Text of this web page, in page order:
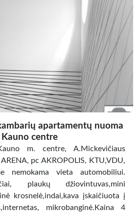
apartamentų nuoma
Kauno centre
m. centre, A.Mickevičiaus
pc AKROPOLIS, KTU,VDU,
nemokama vieta automobiliui.
plaukų džiovintuvas,mini
krosnelė,indai,kava įskaičiuota į
mikrobanginė.Kaina 4